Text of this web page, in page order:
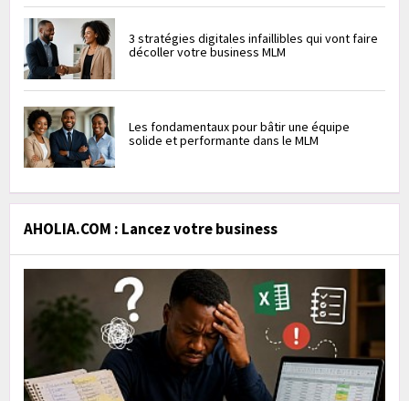
3 stratégies digitales infaillibles qui vont faire
décoller votre business MLM
Les fondamentaux pour bâtir une équipe
solide et performante dans le MLM
AHOLIA.COM : Lancez votre business